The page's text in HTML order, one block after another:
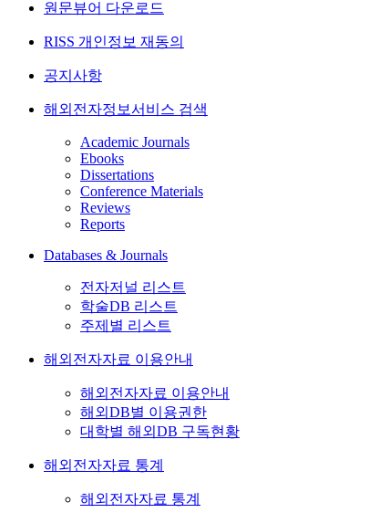
원문뷰어 다운로드
RISS 개인정보 재동의
공지사항
해외전자정보서비스 검색
Academic Journals
Ebooks
Dissertations
Conference Materials
Reviews
Reports
Databases & Journals
전자저널 리스트
학술DB 리스트
주제별 리스트
해외전자자료 이용안내
해외전자자료 이용안내
해외DB별 이용권한
대학별 해외DB 구독현황
해외전자자료 통계
해외전자자료 통계